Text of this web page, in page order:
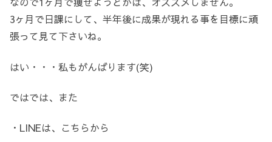
3ヶ月で日課にして、半年後に成果が現れる事を目標に頑
張って見て下さいね。
はい・・・私もがんばります(笑)
ではでは、また
・LINEは、こちらから